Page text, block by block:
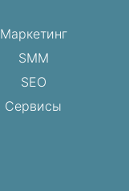
Маркетинг
SMM
SEO
Сервисы